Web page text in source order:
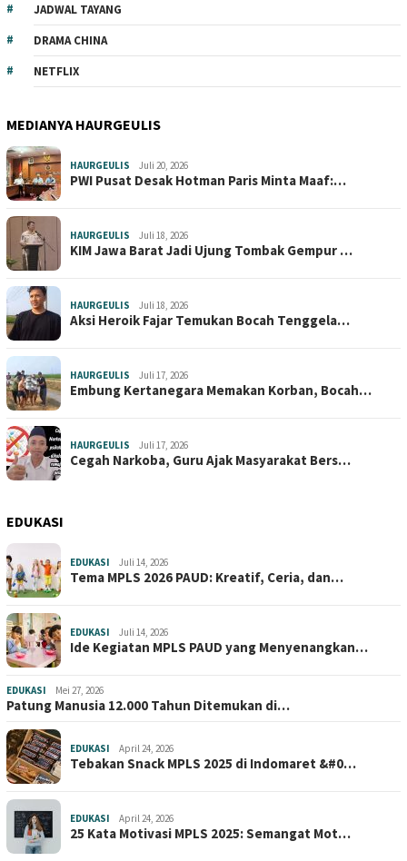
JADWAL TAYANG
DRAMA CHINA
NETFLIX
MEDIANYA HAURGEULIS
HAURGEULIS Juli 20, 2026
PWI Pusat Desak Hotman Paris Minta Maaf:…
HAURGEULIS Juli 18, 2026
KIM Jawa Barat Jadi Ujung Tombak Gempur …
HAURGEULIS Juli 18, 2026
Aksi Heroik Fajar Temukan Bocah Tenggela…
HAURGEULIS Juli 17, 2026
Embung Kertanegara Memakan Korban, Bocah…
HAURGEULIS Juli 17, 2026
Cegah Narkoba, Guru Ajak Masyarakat Bers…
EDUKASI
EDUKASI Juli 14, 2026
Tema MPLS 2026 PAUD: Kreatif, Ceria, dan…
EDUKASI Juli 14, 2026
Ide Kegiatan MPLS PAUD yang Menyenangkan…
EDUKASI Mei 27, 2026
Patung Manusia 12.000 Tahun Ditemukan di…
EDUKASI April 24, 2026
Tebakan Snack MPLS 2025 di Indomaret &#0…
EDUKASI April 24, 2026
25 Kata Motivasi MPLS 2025: Semangat Mot…